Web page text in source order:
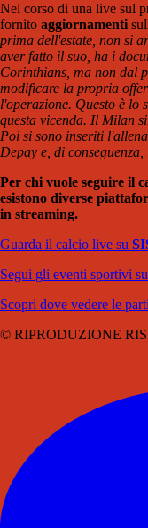
Nel corso di una live sul
fornito aggiornamenti
prima dell'estate, non si
aver fatto il suo, ha i
Corinthians, ma non dal
modificare la propria
l'operazione. Questo è lo
questa vicenda. Il Milan
Poi si sono inseriti
Depay e, di
Per chi vuole seguire il
esistono diverse
in streaming.
Guarda il calcio live su
Segui gli eventi sportivi su
Scopri dove vedere le
© RIPRODUZIONE